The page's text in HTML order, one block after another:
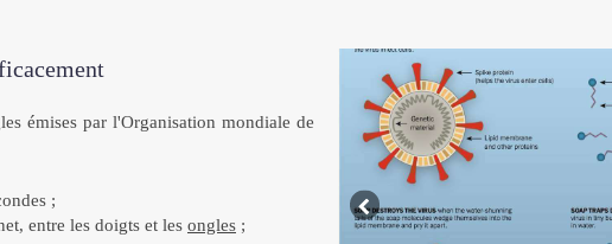
émises par l'Organisation mondiale de
;
entre les doigts et les ongles ;